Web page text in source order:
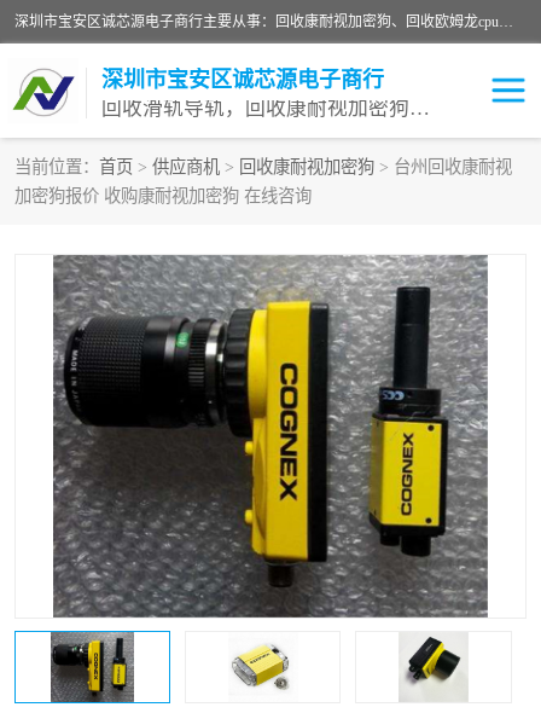
深圳市宝安区诚芯源电子商行主要从事：回收康耐视加密狗、回收欧姆龙cpu、回收欧姆龙模块等 一站式收购,能迅速便捷为客户消化库存、减少仓储、回笼资金，我们交易灵活方便，现金支付，价格优势合理，在业务方面赢得广大客户的一致好评 热情欢迎有库存需要处理的客户 请尽快联系我们
深圳市宝安区诚芯源电子商行
回收滑轨导轨，回收康耐视加密狗，回收欧姆龙PLC
当前位置： 首页 > 供应商机 > 回收康耐视加密狗 > 台州回收康耐视
加密狗报价 收购康耐视加密狗 在线咨询
回收欧姆龙模块 回收康耐视加密狗
回收欧姆龙cpu